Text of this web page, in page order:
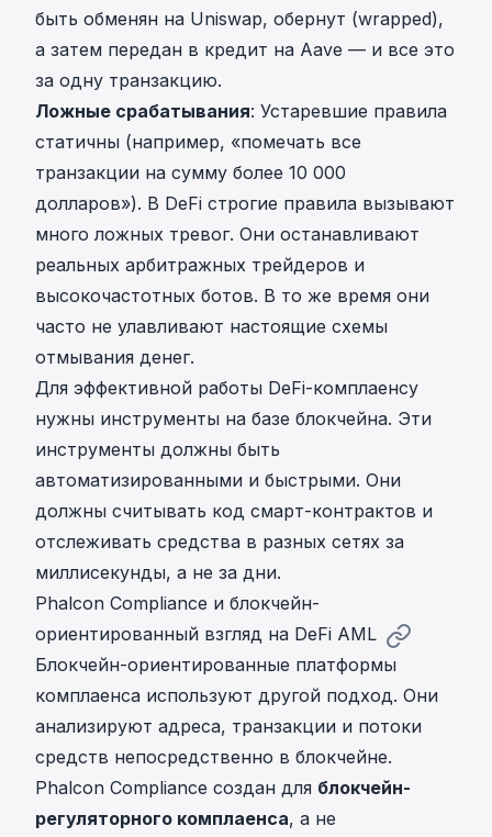
быть обменян на Uniswap, обернут (wrapped),
а затем передан в кредит на Aave — и все это
за одну транзакцию.
Ложные срабатывания: Устаревшие правила
статичны (например, «помечать все
транзакции на сумму более 10 000
долларов»). В DeFi строгие правила вызывают
много ложных тревог. Они останавливают
реальных арбитражных трейдеров и
высокочастотных ботов. В то же время они
часто не улавливают настоящие схемы
отмывания денег.
Для эффективной работы DeFi-комплаенсу
нужны инструменты на базе блокчейна. Эти
инструменты должны быть
автоматизированными и быстрыми. Они
должны считывать код смарт-контрактов и
отслеживать средства в разных сетях за
миллисекунды, а не за дни.
Phalcon Compliance и блокчейн-
ориентированный взгляд на DeFi AML
Блокчейн-ориентированные платформы
комплаенса используют другой подход. Они
анализируют адреса, транзакции и потоки
средств непосредственно в блокчейне.
Phalcon Compliance создан для блокчейн-
регуляторного комплаенса, а не